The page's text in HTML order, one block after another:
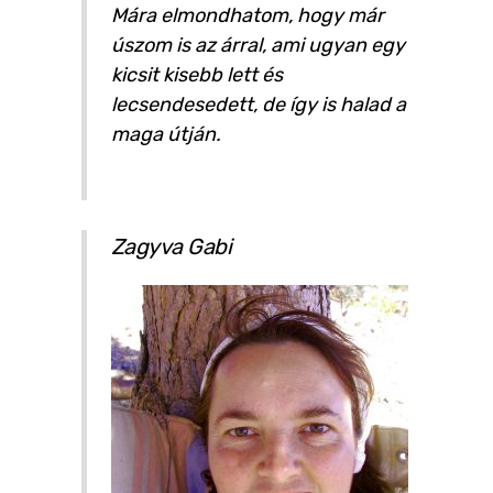
Mára elmondhatom, hogy már
úszom is az árral, ami ugyan egy
kicsit kisebb lett és
lecsendesedett, de így is halad a
maga útján.
Zagyva Gabi